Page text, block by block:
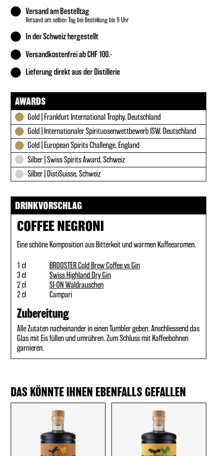
Versand am Bestelltag
Versand am selben Tag bei Bestellung bis 9 Uhr
In der Schweiz hergestellt
Versandkostenfrei ab CHF 100.-
Lieferung direkt aus der Distillerie
AWARDS
Gold | Frankfurt International Trophy, Deutschland
Gold | Internationaler Spirituosenwettbewerb ISW, Deutschland
Gold | European Spirits Challenge, England
Silber | Swiss Spirits Award, Schweiz
Silber | DistiSuisse, Schweiz
DRINKVORSCHLAG
COFFEE NEGRONI
Eine schöne Komposition aus Bitterkeit und warmen Kaffeearomen.
1 cl
BROOSTER Cold Brew Coffee vs Gin
3 cl
Swiss Highland Dry Gin
2 cl
SI-ON Waldrauschen
2 cl
Campari
Zubereitung
Alle Zutaten nacheinander in einen Tumbler geben. Anschliessend das
Glas mit Eis füllen und umrühren. Zum Schluss mit Kaffeebohnen
garnieren.
DAS KÖNNTE IHNEN EBENFALLS GEFALLEN